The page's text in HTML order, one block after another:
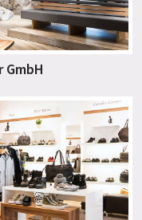
GmbH